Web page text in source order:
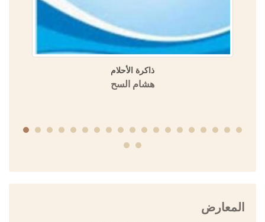
ذاكرة الأحلام
هشام السح
المعارض